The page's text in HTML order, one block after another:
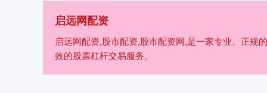
启远网配资
启远网配资,股市配资,股市配资网,是一家专业、正规
效的股票杠杆交易服务。